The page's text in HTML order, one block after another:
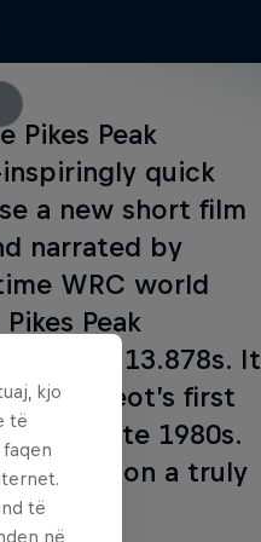
Pikes Peak
quick
a new short film
narrated by
WRC world
Peak
in 8m 13.878s. It
Peugeot’s first
in the late 1980s.
back on a truly
kjo
të
të
në